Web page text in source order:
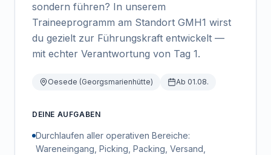
sondern führen? In unserem
Traineeprogramm am Standort GMH1 wirst
du gezielt zur Führungskraft entwickelt —
mit echter Verantwortung von Tag 1.
Oesede (Georgsmarienhütte) Ab 01.08.
DEINE AUFGABEN
Durchlaufen aller operativen Bereiche:
Wareneingang, Picking, Packing, Versand,